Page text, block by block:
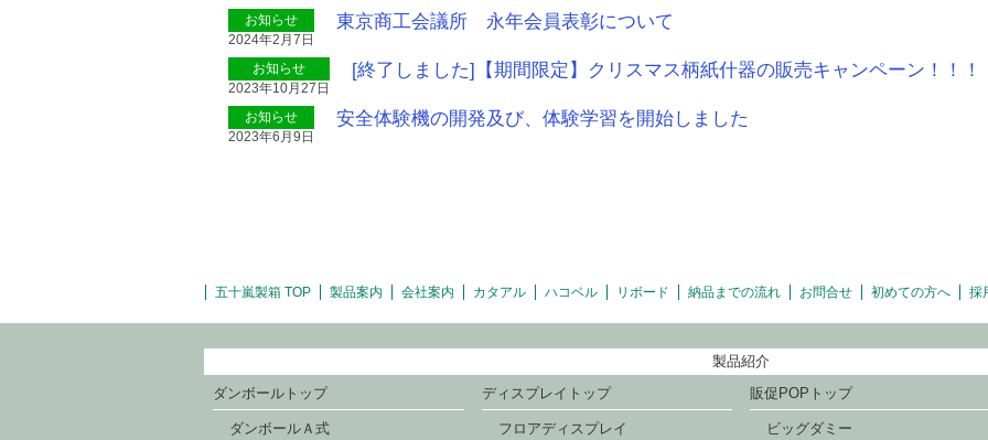
お知らせ
2024年2月7日
東京商工会議所 永年会員表彰について
お知らせ
2023年10月27日
[終了しました]【期間限定】クリスマス柄紙什器の販売キャンペーン！！！
お知らせ
2023年6月9日
安全体験機の開発及び、体験学習を開始しました
五十嵐製箱 TOP 製品案内 会社案内 カタアル ハコベル リボード 納品までの流れ お問合せ 初めての方へ 採
製品紹介
ダンボールトップ
ダンボールＡ式
ディスプレイトップ
フロアディスプレイ
販促POPトップ
ビッグダミー